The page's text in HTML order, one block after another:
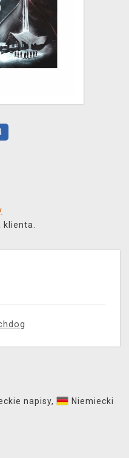
klienta.
napisy,
Niemiecki